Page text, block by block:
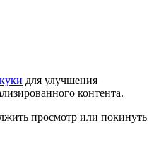
для улучшения
контента.
просмотр или покинуть